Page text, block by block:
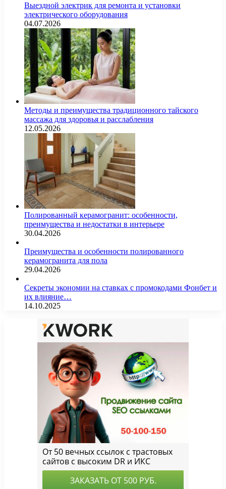
Выездной электрик для ремонта и установки
электрического оборудования
04.07.2026
Методы и преимущества традиционного тайского
массажа для здоровья и расслабления
12.05.2026
Полированный керамогранит: особенности,
преимущества и недостатки в интерьере
30.04.2026
Преимущества и особенности полированного
керамогранита для пола
29.04.2026
Секреты экономии на ставках с промокодами Фонбет и
их влияние…
14.10.2025